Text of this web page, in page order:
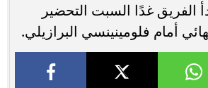
الفريق غدًا السبت التحضير
أمام فلومينينسي البرازيلي.‏